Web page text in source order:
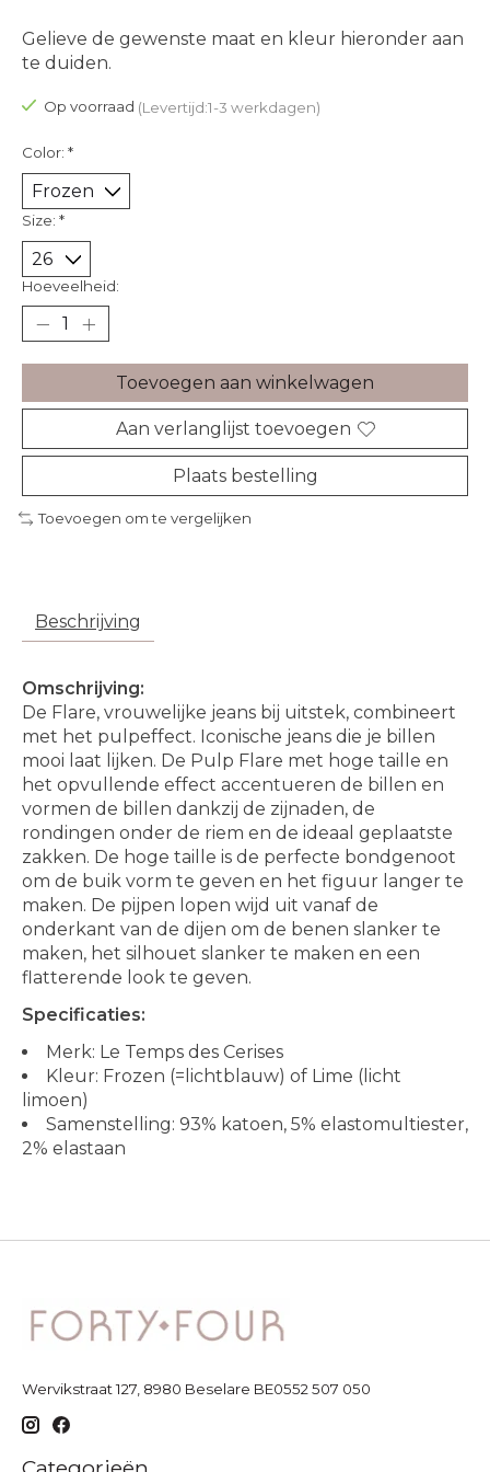
Gelieve de gewenste maat en kleur hieronder aan
te duiden.
Op voorraad (Levertijd:1-3 werkdagen)
Color: *
Size: *
Hoeveelheid:
Toevoegen aan winkelwagen
Aan verlanglijst toevoegen
Plaats bestelling
Toevoegen om te vergelijken
Beschrijving
Omschrijving:
De Flare, vrouwelijke jeans bij uitstek, combineert
met het pulpeffect. Iconische jeans die je billen
mooi laat lijken. De Pulp Flare met hoge taille en
het opvullende effect accentueren de billen en
vormen de billen dankzij de zijnaden, de
rondingen onder de riem en de ideaal geplaatste
zakken. De hoge taille is de perfecte bondgenoot
om de buik vorm te geven en het figuur langer te
maken. De pijpen lopen wijd uit vanaf de
onderkant van de dijen om de benen slanker te
maken, het silhouet slanker te maken en een
flatterende look te geven.
Specificaties:
Merk: Le Temps des Cerises
Kleur: Frozen (=lichtblauw) of Lime (licht
limoen)
Samenstelling: 93% katoen, 5% elastomultiester,
2% elastaan
Wervikstraat 127, 8980 Beselare BE0552 507 050